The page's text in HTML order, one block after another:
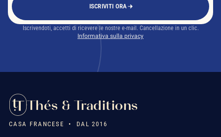
ISCRIVITI ORA
Iscrivendoti, accetti di ricevere le nostre e-mail. Cancellazione in un clic.
Informativa sulla privacy
Thés & Traditions
CASA FRANCESE • DAL 2016